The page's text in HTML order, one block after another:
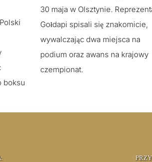
boksu
30 maja w Olsztynie.
Gołdapi spisali się znakomicie,
wywalczając dwa miejsca na
podium oraz awans na krajowy
czempionat.